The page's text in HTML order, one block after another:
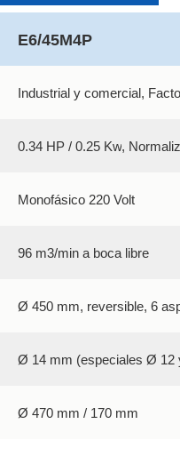
E6/45M4P
Industrial y comercial,
0.34 HP / 0.25 Kw,
Monofásico 220 Volt
96 m3/min a boca libre
Ø 450 mm, reversible, 6
Ø 14 mm (especiales Ø 12
Ø 470 mm / 170 mm